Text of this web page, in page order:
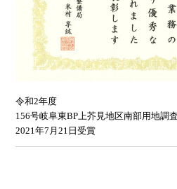
令和2年度
156号岐阜東BP上芥見地区南部用地調
2021年7月21日受賞